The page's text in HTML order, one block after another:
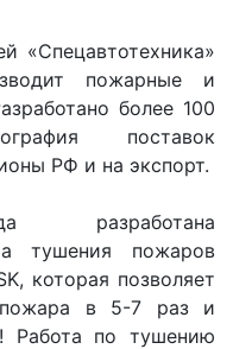
«Спецавтотехника»
пожарные и
более 100
поставок
РФ и на экспорт.
разработана
тушения пожаров
которая позволяет
пожара в 5-7 раз и
Работа по тушению